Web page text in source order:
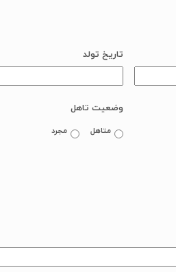
تاریخ تولد
وضعیت تاهل
متاهل مجرد